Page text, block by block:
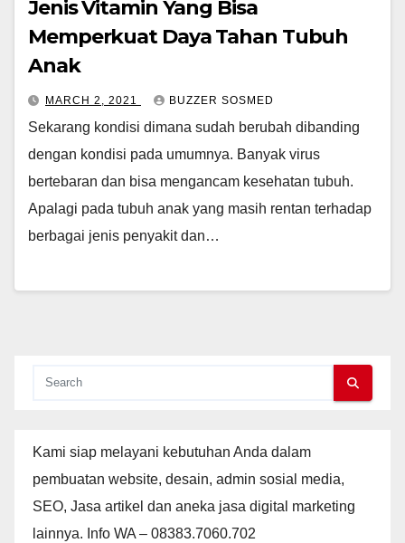
Jenis Vitamin Yang Bisa
Memperkuat Daya Tahan Tubuh
Anak
MARCH 2, 2021 BUZZER SOSMED
Sekarang kondisi dimana sudah berubah dibanding
dengan kondisi pada umumnya. Banyak virus
bertebaran dan bisa mengancam kesehatan tubuh.
Apalagi pada tubuh anak yang masih rentan terhadap
berbagai jenis penyakit dan…
Kami siap melayani kebutuhan Anda dalam
pembuatan website, desain, admin sosial media,
SEO, Jasa artikel dan aneka jasa digital marketing
lainnya. Info WA – 08383.7060.702